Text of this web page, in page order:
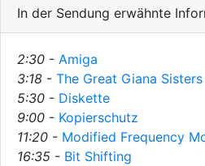
In der Sendung erwähnte
2:30 - Amiga
3:18 - The Great Giana Sisters
5:30 - Diskette
9:00 - Kopierschutz
11:20 - Modified Frequency
16:35 - Bit Shifting